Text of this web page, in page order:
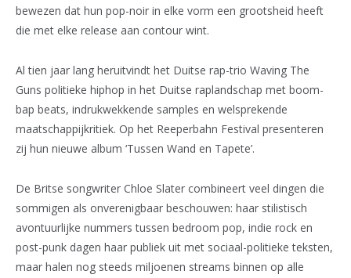
bewezen dat hun pop-noir in elke vorm een grootsheid heeft
die met elke release aan contour wint.
Al tien jaar lang heruitvindt het Duitse rap-trio Waving The
Guns politieke hiphop in het Duitse raplandschap met boom-
bap beats, indrukwekkende samples en welsprekende
maatschappijkritiek. Op het Reeperbahn Festival presenteren
zij hun nieuwe album ‘Tussen Wand en Tapete’.
De Britse songwriter Chloe Slater combineert veel dingen die
sommigen als onverenigbaar beschouwen: haar stilistisch
avontuurlijke nummers tussen bedroom pop, indie rock en
post-punk dagen haar publiek uit met sociaal-politieke teksten,
maar halen nog steeds miljoenen streams binnen op alle